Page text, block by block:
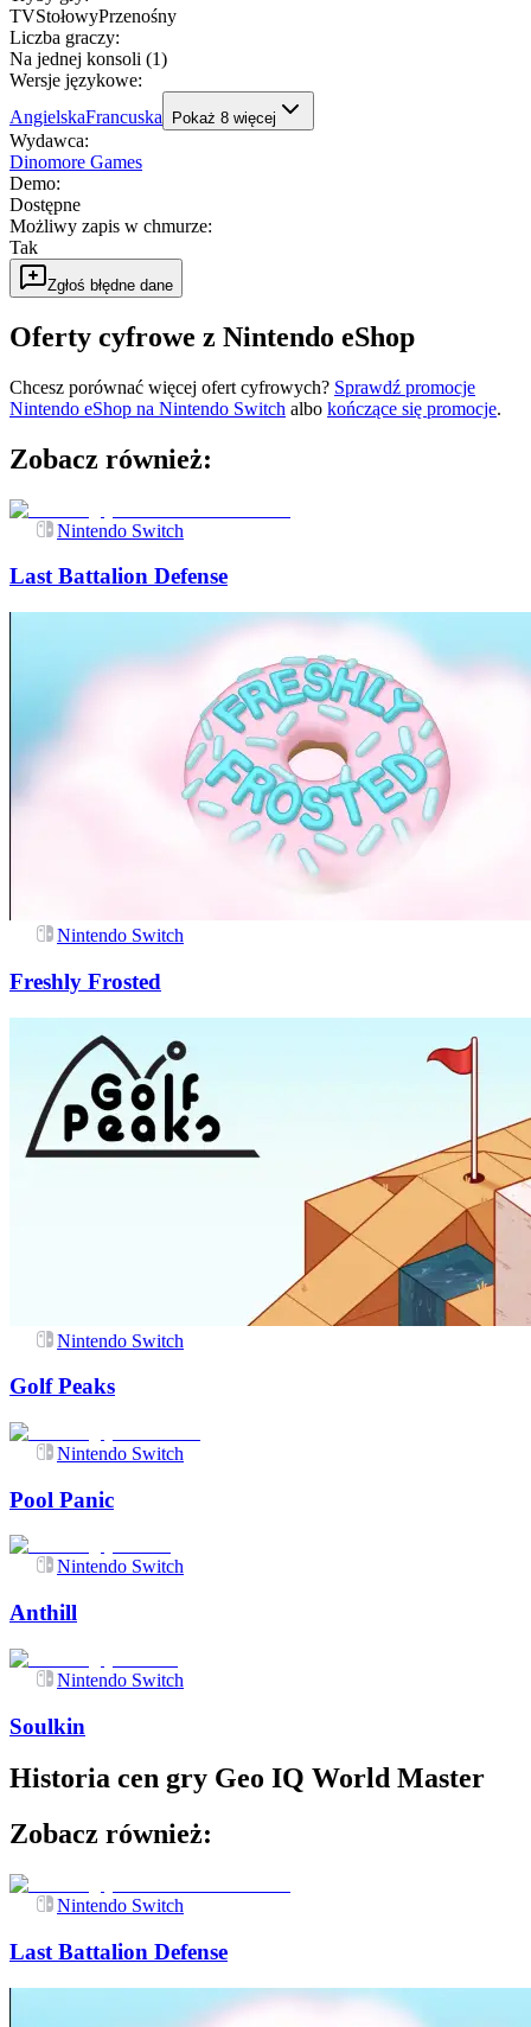
TVStołowyPrzenośny
Liczba graczy:
Na jednej konsoli (1)
Wersje językowe:
AngielskaFrancuska Pokaż 8 więcej
Wydawca:
Dinomore Games
Demo:
Dostępne
Możliwy zapis w chmurze:
Tak
Zgłoś błędne dane
Oferty cyfrowe z Nintendo eShop
Chcesz porównać więcej ofert cyfrowych? Sprawdź promocje
Nintendo eShop na Nintendo Switch albo kończące się promocje.
Zobacz również:
Nintendo Switch
Last Battalion Defense
Nintendo Switch
Freshly Frosted
Nintendo Switch
Golf Peaks
Nintendo Switch
Pool Panic
Nintendo Switch
Anthill
Nintendo Switch
Soulkin
Historia cen gry Geo IQ World Master
Zobacz również:
Nintendo Switch
Last Battalion Defense